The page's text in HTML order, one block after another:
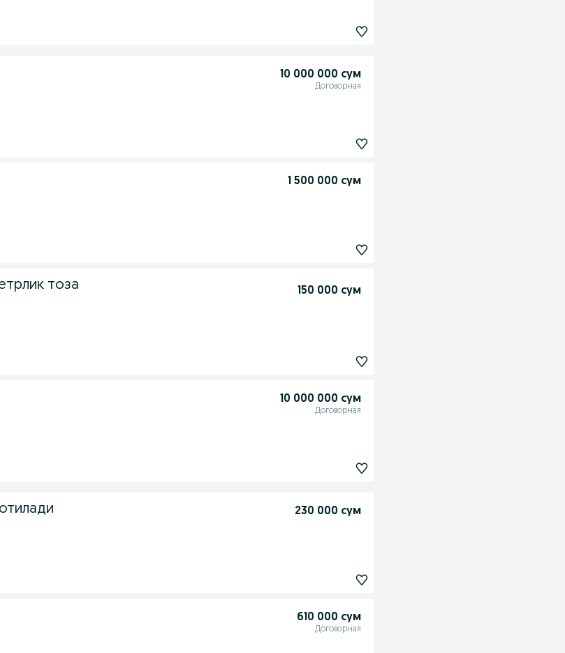
10 000 000 сум
Договорная
1 500 000 сум
тоза
150 000 сум
10 000 000 сум
Договорная
230 000 сум
610 000 сум
Договорная